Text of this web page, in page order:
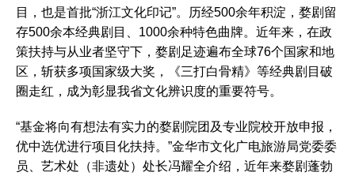
目，也是首批“浙江文化印记”。历经500余年积淀，婺剧留
存500余本经典剧目、1000余种特色曲牌。近年来，在政
策扶持与从业者坚守下，婺剧足迹遍布全球76个国家和地
区，斩获多项国家级大奖，《三打白骨精》等经典剧目破
圈走红，成为彰显我省文化辨识度的重要符号。
“基金将向有想法有实力的婺剧院团及专业院校开放申报，
优中选优进行项目化扶持。”金华市文化广电旅游局党委委
员、艺术处（非遗处）处长冯耀全介绍，近年来婺剧蓬勃